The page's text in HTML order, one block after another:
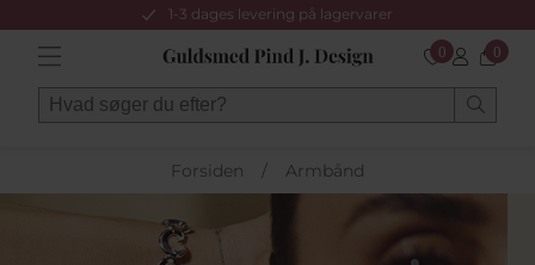
1-3 dages levering på lagervarer
0 0
Forsiden / Armbånd